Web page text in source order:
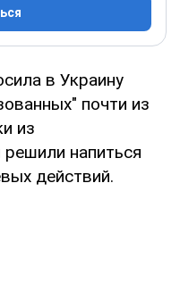
в Украину
почти из
из
решили напиться
действий.